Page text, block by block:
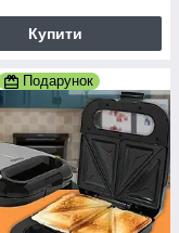
Купити
Подарунок